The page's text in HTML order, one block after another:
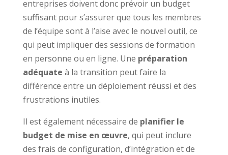
entreprises doivent donc prévoir un budget
suffisant pour s’assurer que tous les membres
de l’équipe sont à l’aise avec le nouvel outil, ce
qui peut impliquer des sessions de formation
en personne ou en ligne. Une préparation
adéquate à la transition peut faire la
différence entre un déploiement réussi et des
frustrations inutiles.
Il est également nécessaire de planifier le
budget de mise en œuvre, qui peut inclure
des frais de configuration, d’intégration et de